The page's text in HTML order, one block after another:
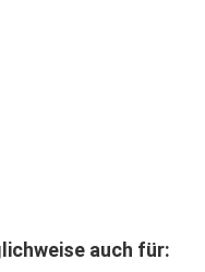
auch für: